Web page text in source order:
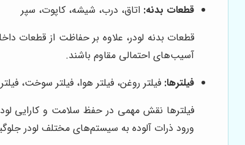
قطعات بدنه: اتاق، درب، شیشه، کاپوت، سپر
قطعات بدنه لودر، علاوه بر حفاظت از قطعات
آسیب‌های احتمالی مقاوم باشند.
فیلترها: فیلتر روغن، فیلتر هوا، فیلتر سوخت،
فیلترها نقش مهمی در حفظ سلامت و کارایی
ورود ذرات آلوده به سیستم‌های مختلف لودر